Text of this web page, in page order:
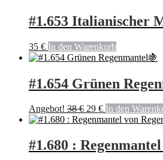
#1.653 Italianischer
35 € In den Warenkorb
#1.654 Grünen
Angebot! 38€ Ursprünglicher
Preis
38 €
29 €Aktueller
Preis
29 €.
In den
#1.680 :